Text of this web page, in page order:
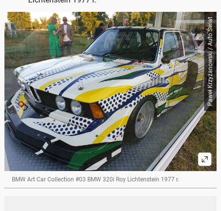
Paweł Krzyżanowski / Auto Świat
BMW Art Car Collection #03 BMW 320i Roy Lichtenstein 1977 r.